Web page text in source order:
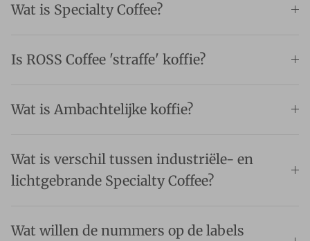
Wat is Specialty Coffee?
Is ROSS Coffee 'straffe' koffie?
Wat is Ambachtelijke koffie?
Wat is verschil tussen industriële- en
lichtgebrande Specialty Coffee?
Wat willen de nummers op de labels